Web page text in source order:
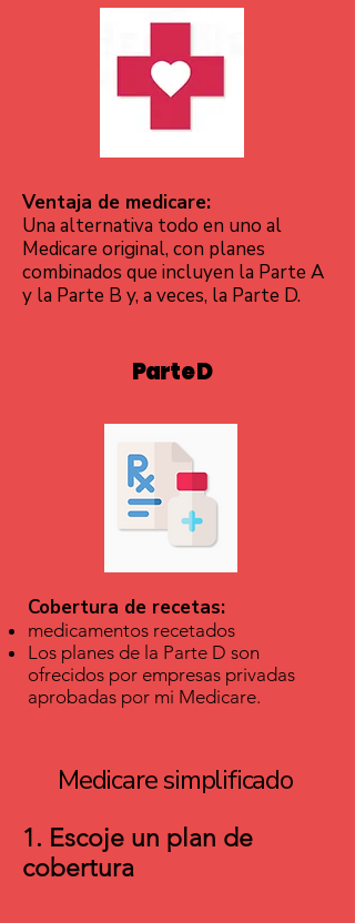
Ventaja de medicare:
Una alternativa todo en uno al
Medicare original, con planes
combinados que incluyen la Parte A
y la Parte B y, a veces, la Parte D.
Parte D
Cobertura de recetas:
medicamentos recetados
Los planes de la Parte D son
ofrecidos por empresas privadas
aprobadas por mi Medicare.
Medicare simplificado
1. Escoje un plan de
cobertura